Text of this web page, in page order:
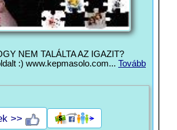
NEM TALÁLTA AZ IGAZIT?
:) www.kepmasolo.com... Tovább
>>